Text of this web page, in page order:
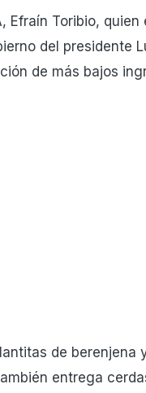
Efraín Toribio,
del presidente
de más bajos
de
entrega